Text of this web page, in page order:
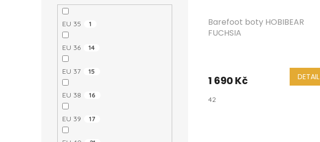
EU 35 1
EU 36 14
EU 37 15
EU 38 16
EU 39 17
Barefoot boty HOBIBEAR
FUCHSIA
1 690 Kč DETAIL
42